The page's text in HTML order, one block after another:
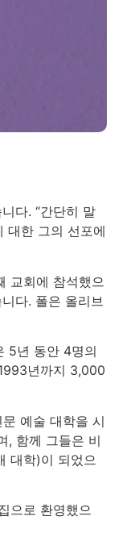
다. “간단히 말
대한 그의 선포에
교회에 참석했으
다. 폴은 올리브
5년 동안 4명의
년까지 3,000
예술 대학을 시
, 함께 그들은 비
대학)이 되었으
으로 환영했으